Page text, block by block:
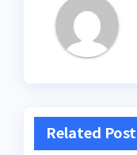
Related Post